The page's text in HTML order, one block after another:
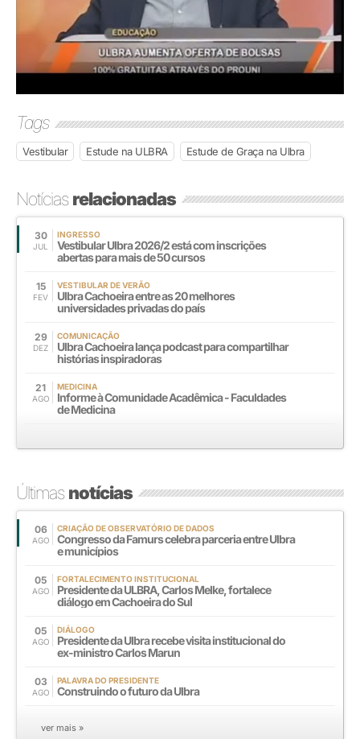
Tags
Vestibular Estude na ULBRA Estude de Graça na Ulbra
Notíciasrelacionadas
30
JUL
INGRESSO
Vestibular Ulbra 2026/2 está com inscrições
abertas para mais de 50 cursos
15
FEV
VESTIBULAR DE VERÃO
Ulbra Cachoeira entre as 20 melhores
universidades privadas do país
29
DEZ
COMUNICAÇÃO
Ulbra Cachoeira lança podcast para compartilhar
histórias inspiradoras
21
AGO
MEDICINA
Informe à Comunidade Acadêmica - Faculdades
de Medicina
Últimasnotícias
06
AGO
CRIAÇÃO DE OBSERVATÓRIO DE DADOS
Congresso da Famurs celebra parceria entre Ulbra
e municípios
05
AGO
FORTALECIMENTO INSTITUCIONAL
Presidente da ULBRA, Carlos Melke, fortalece
diálogo em Cachoeira do Sul
05
AGO
DIÁLOGO
Presidente da Ulbra recebe visita institucional do
ex-ministro Carlos Marun
03
AGO
PALAVRA DO PRESIDENTE
Construindo o futuro da Ulbra
ver mais »